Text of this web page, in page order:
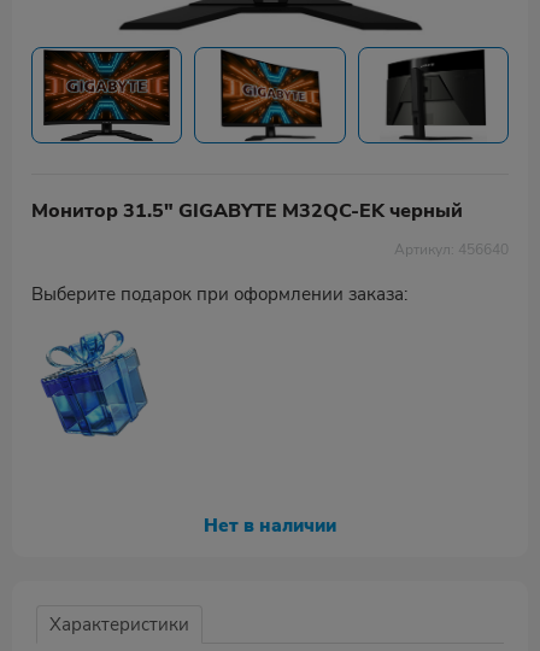
Монитор 31.5" GIGABYTE M32QC-EK черный
Артикул: 456640
Выберите подарок при оформлении заказа:
Нет в наличии
Характеристики